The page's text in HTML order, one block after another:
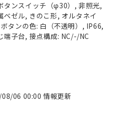
タンスイッチ（φ30）, 非照光,
ベゼル, きのこ形, オルタネイ
ボタンの色: 白（不透明）, IP66,
端子台, 接点構成: NC/-/NC
06 00:00 情報更新